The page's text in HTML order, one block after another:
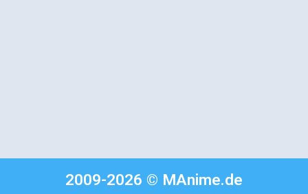
2009-2026 © MAnime.de